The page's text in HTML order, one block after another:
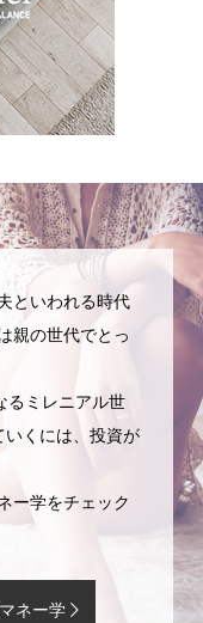
といわれる時代
親の世代でとっ
るミレニアル世
くには、投資が
ー学をチェック
ネー学